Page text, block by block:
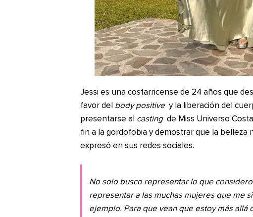
Jessi es una costarricense de 24 años que
favor del body positive y la liberación del
presentarse al casting de Miss Universo
fin a la gordofobia y demostrar que la belleza
expresó en sus redes sociales.
No solo busco representar lo que
representar a las muchas mujeres que me
ejemplo. Para que vean que estoy más allá